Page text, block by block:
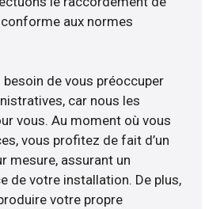
aux normes
besoin de vous préoccuper
car nous les
vous. Au moment où vous
vous profitez de fait d’un
mesure, assurant un
de votre installation. De plus,
votre propre